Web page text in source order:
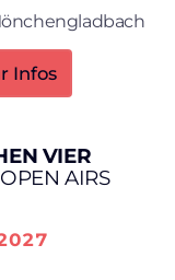
Infos
VIER
AIRS